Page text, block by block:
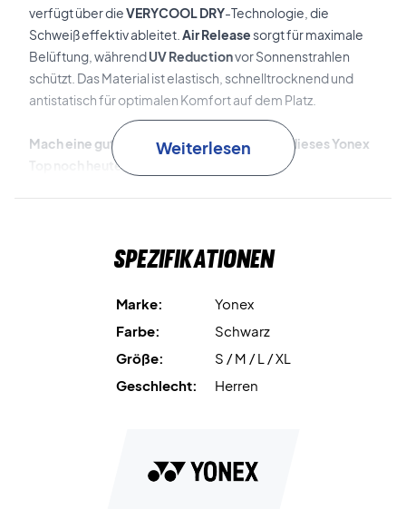
verfügt über dieVERYCOOL DRY-Technologie, die
Schweiß effektiv ableitet. Air Release sorgt für maximale
Belüftung, währendUV Reductionvor Sonnenstrahlen
schützt. Das Material ist elastisch, schnelltrocknend und
antistatisch für optimalen Komfort auf dem Platz.
Mach eine gute Figur auf dem Platz – kaufe dieses Yonex
Top noch heute!
Weiterlesen
Spezifikationen
Marke:
Yonex
Farbe:
Schwarz
Größe:
S / M / L / XL
Geschlecht:
Herren